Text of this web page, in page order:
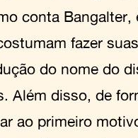
conta Bangalter,
fazer
do nome do
Além disso, de
ao primeiro